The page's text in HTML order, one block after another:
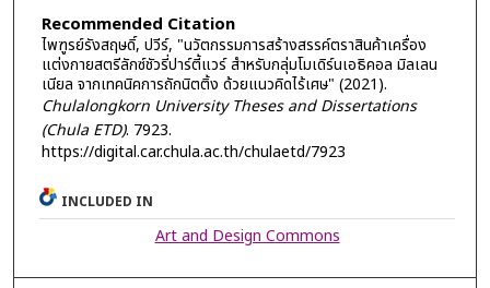
Recommended Citation
ไพฑูรย์รังสฤษดิ์, ปวีร์, "นวัตกรรมการสร้างสรรค์ตราสินค้าเครื่อง
แต่งกายสตรีลักซ์ชัวรี่ปาร์ตี้แวร์ สําหรับกลุ่มโมเดิร์นเอธิคอล มิลเลน
เนียล จากเทคนิคการถักนิตติ้ง ด้วยแนวคิดไร้เศษ" (2021).
Chulalongkorn University Theses and Dissertations
(Chula ETD). 7923.
https://digital.car.chula.ac.th/chulaetd/7923
INCLUDED IN
Art and Design Commons